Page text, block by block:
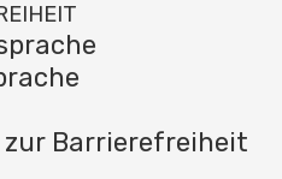
zur Barrierefreiheit